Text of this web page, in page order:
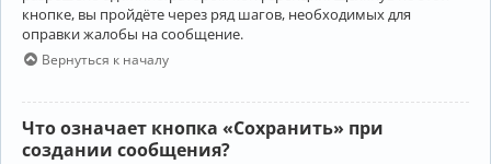
кнопке, вы пройдёте через ряд шагов, необходимых для
оправки жалобы на сообщение.
Вернуться к началу
Что означает кнопка «Сохранить» при
создании сообщения?